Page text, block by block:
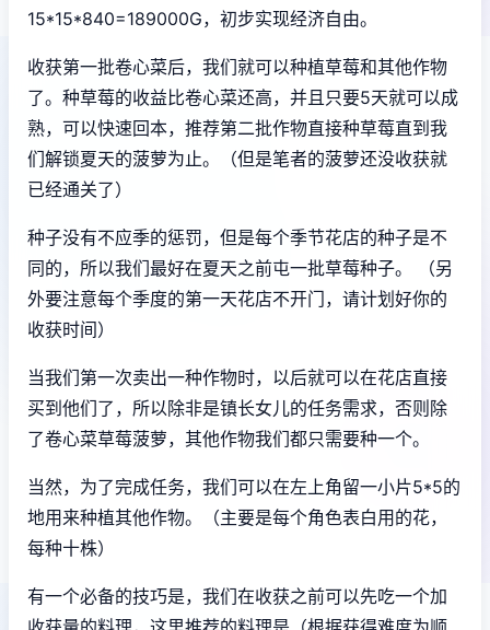
15*15*840=189000G，初步实现经济自由。
收获第一批卷心菜后，我们就可以种植草莓和其他作物
了。种草莓的收益比卷心菜还高，并且只要5天就可以成
熟，可以快速回本，推荐第二批作物直接种草莓直到我
们解锁夏天的菠萝为止。（但是笔者的菠萝还没收获就
已经通关了）
种子没有不应季的惩罚，但是每个季节花店的种子是不
同的，所以我们最好在夏天之前屯一批草莓种子。 （另
外要注意每个季度的第一天花店不开门，请计划好你的
收获时间）
当我们第一次卖出一种作物时，以后就可以在花店直接
买到他们了，所以除非是镇长女儿的任务需求，否则除
了卷心菜草莓菠萝，其他作物我们都只需要种一个。
当然，为了完成任务，我们可以在左上角留一小片5*5的
地用来种植其他作物。（主要是每个角色表白用的花，
每种十株）
有一个必备的技巧是，我们在收获之前可以先吃一个加